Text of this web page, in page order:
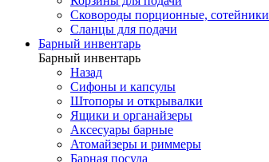
Сковороды порционные, сотейники
Сланцы для подачи
Барный инвентарь
Барный инвентарь
Назад
Сифоны и капсулы
Штопоры и открывалки
Ящики и органайзеры
Аксесуары барные
Атомайзеры и риммеры
Барная посуда